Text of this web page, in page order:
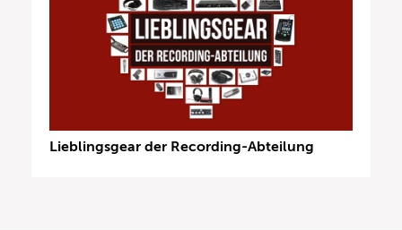
Lieblingsgear der Recording-Abteilung